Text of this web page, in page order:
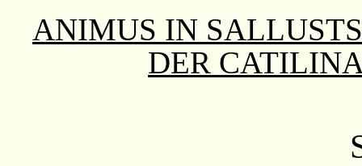
ANIMUS IN
DER